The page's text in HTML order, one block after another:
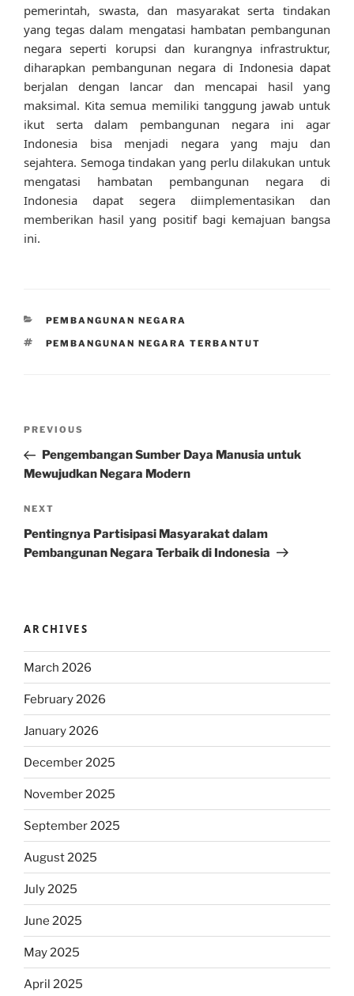
pemerintah, swasta, dan masyarakat serta tindakan
yang tegas dalam mengatasi hambatan pembangunan
negara seperti korupsi dan kurangnya infrastruktur,
diharapkan pembangunan negara di Indonesia dapat
berjalan dengan lancar dan mencapai hasil yang
maksimal. Kita semua memiliki tanggung jawab untuk
ikut serta dalam pembangunan negara ini agar
Indonesia bisa menjadi negara yang maju dan
sejahtera. Semoga tindakan yang perlu dilakukan untuk
mengatasi hambatan pembangunan negara di
Indonesia dapat segera diimplementasikan dan
memberikan hasil yang positif bagi kemajuan bangsa
ini.
CATEGORIES
PEMBANGUNAN NEGARA
TAGS
PEMBANGUNAN NEGARA TERBANTUT
Previous
Post
PREVIOUS
Pengembangan Sumber Daya Manusia untuk
Mewujudkan Negara Modern
Next
Post
NEXT
Pentingnya Partisipasi Masyarakat dalam
Pembangunan Negara Terbaik di Indonesia
ARCHIVES
March 2026
February 2026
January 2026
December 2025
November 2025
September 2025
August 2025
July 2025
June 2025
May 2025
April 2025